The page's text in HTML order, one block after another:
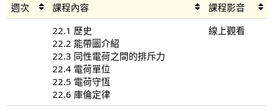
週次 課程內容
課程影音
22.1 歷史
22.2 能帶圖介紹
22.3 同性電荷之間的排斥力
22.4 電荷單位
22.5 電荷守恆
22.6 庫倫定律
線上觀看